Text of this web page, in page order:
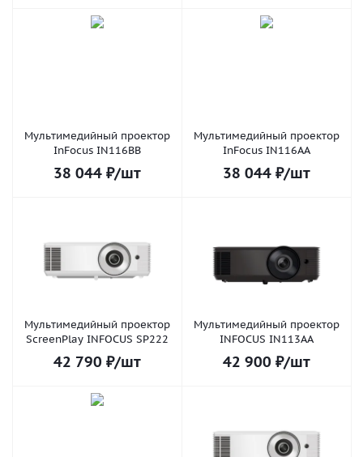
Мультимедийный проектор
InFocus IN116BB
38 044 ₽/шт
Мультимедийный проектор
InFocus IN116AA
38 044 ₽/шт
Мультимедийный проектор
ScreenPlay INFOCUS SP222
42 790 ₽/шт
Мультимедийный проектор
INFOCUS IN113AA
42 900 ₽/шт